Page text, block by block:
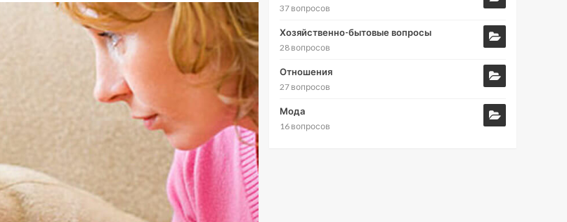
37 вопросов
Хозяйственно-бытовые вопросы
28 вопросов
Отношения
27 вопросов
Мода
16 вопросов